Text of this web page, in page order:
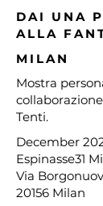
DAI UNA
ALLA
MILAN
Mostra
Tenti.
December
Espinasse31
Via
20156 Milan